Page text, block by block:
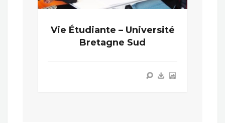
Vie Étudiante – Université
Bretagne Sud